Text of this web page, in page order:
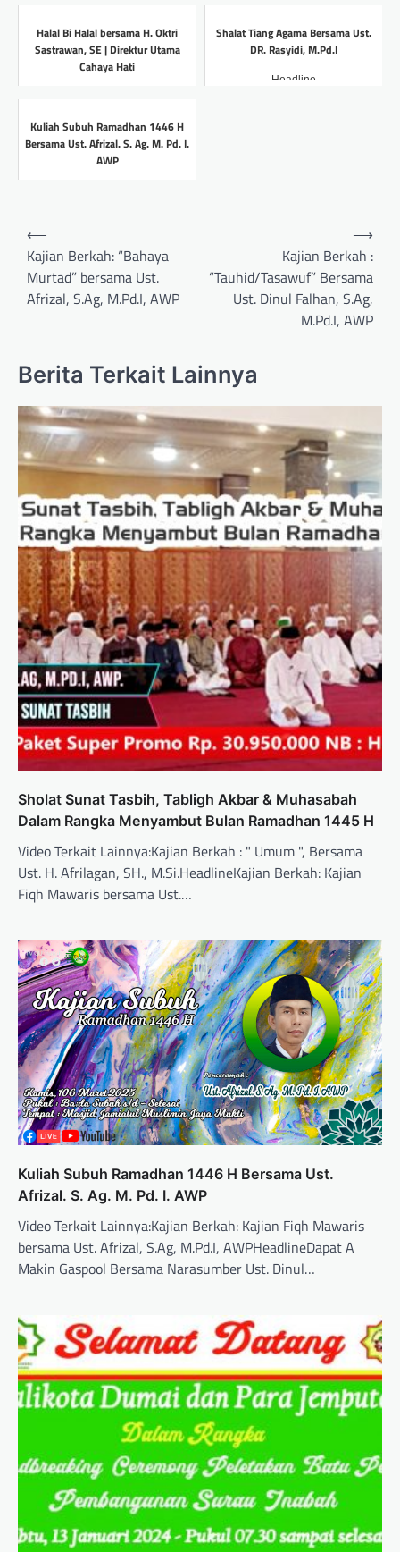
Halal Bi Halal bersama H. Oktri
Sastrawan, SE | Direktur Utama
Cahaya Hati
Shalat Tiang Agama Bersama Ust.
DR. Rasyidi, M.Pd.I
Headline
Kuliah Subuh Ramadhan 1446 H
Bersama Ust. Afrizal. S. Ag. M. Pd. I.
AWP
Post
navigation
⟵
Kajian Berkah: “Bahaya
Murtad” bersama Ust.
Afrizal, S.Ag, M.Pd.I, AWP
Kajian Berkah :
“Tauhid/Tasawuf” Bersama
Ust. Dinul Falhan, S.Ag,
M.Pd.I, AWP
⟶
Berita Terkait Lainnya
Sholat Sunat Tasbih, Tabligh Akbar & Muhasabah
Dalam Rangka Menyambut Bulan Ramadhan 1445 H
Video Terkait Lainnya:Kajian Berkah : " Umum ", Bersama
Ust. H. Afrilagan, SH., M.Si.HeadlineKajian Berkah: Kajian
Fiqh Mawaris bersama Ust.…
Kuliah Subuh Ramadhan 1446 H Bersama Ust.
Afrizal. S. Ag. M. Pd. I. AWP
Video Terkait Lainnya:Kajian Berkah: Kajian Fiqh Mawaris
bersama Ust. Afrizal, S.Ag, M.Pd.I, AWPHeadlineDapat A
Makin Gaspool Bersama Narasumber Ust. Dinul…